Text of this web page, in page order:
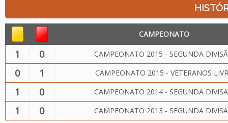
CAMPEONATO
1 0 CAMPEONATO 2015 - SEGUNDA
0 1 CAMPEONATO 2015 - VETERANOS
1 0 CAMPEONATO 2014 - SEGUNDA
1 0 CAMPEONATO 2013 - SEGUNDA